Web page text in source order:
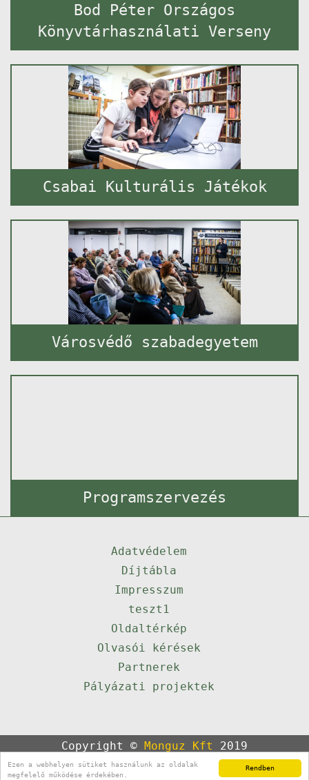
Rendben
Ezen a webhelyen sütiket használunk az oldalak
megfelelő működése érdekében.
Bod Péter Országos
Könyvtárhasználati Verseny
Csabai Kulturális Játékok
Városvédő szabadegyetem
Programszervezés
Adatvédelem
Díjtábla
Impresszum
teszt1
Oldaltérkép
Olvasói kérések
Partnerek
Pályázati projektek
Copyright © Monguz Kft
2019
Powered byQulto